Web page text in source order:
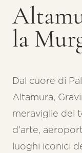
la
Dal cuore di
Altamura,
meraviglie del
d’arte,
luoghi iconici